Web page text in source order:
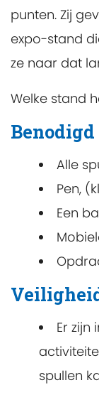
punten. Zij
expo-stand
ze naar dat
Welke stand
Alle
Pen,
Een
Er
spullen